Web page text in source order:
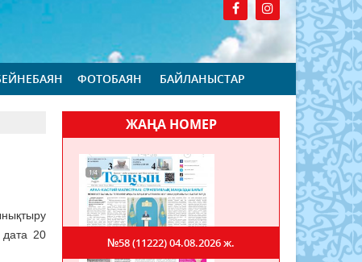
ФОТОБАЯН БАЙЛАНЫСТАР
дата 20
ЖАҢА НОМЕР
№58 (11222)04.08.2026 ж.